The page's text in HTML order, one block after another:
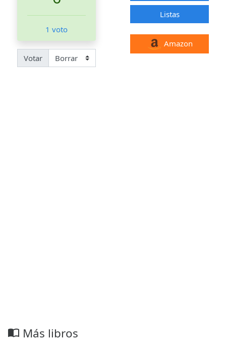
1 voto
Votar
Listas
Amazon
import_contacts Más libros